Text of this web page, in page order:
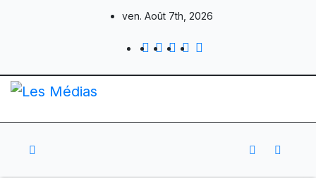
ven. Août 7th, 2026